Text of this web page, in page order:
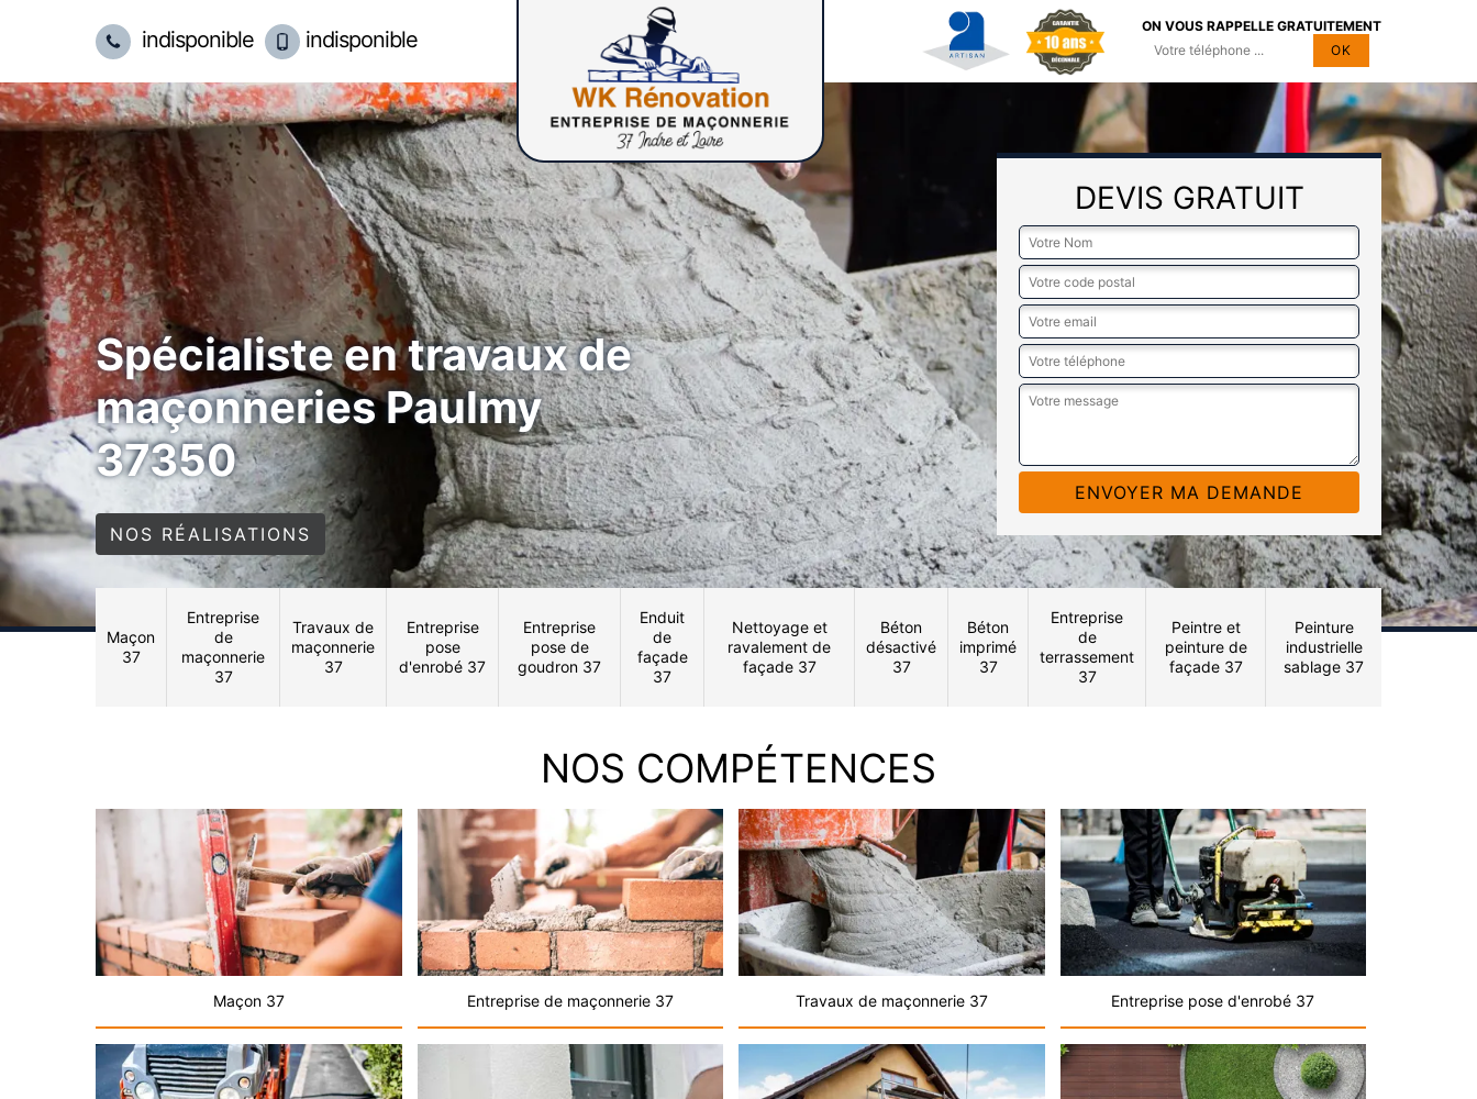
indisponible indisponible
ON VOUS RAPPELLE GRATUITEMENT
Spécialiste en travaux de
maçonneries Paulmy
37350
NOS RÉALISATIONS
DEVIS GRATUIT
Maçon
37
Entreprise
de
maçonnerie
37
Travaux de
maçonnerie
37
Entreprise
pose
d'enrobé 37
Entreprise
pose de
goudron 37
Enduit
de
façade
37
Nettoyage et
ravalement de
façade 37
Béton
désactivé
37
Béton
imprimé
37
Entreprise
de
terrassement
37
Peintre et
peinture de
façade 37
Peinture
industrielle
sablage 37
NOS COMPÉTENCES
Maçon 37 Entreprise de maçonnerie 37 Travaux de maçonnerie 37 Entreprise pose d'enrobé 37